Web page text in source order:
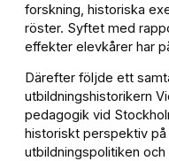
forskning, historiska
röster. Syftet med
effekter elevkårer har
Därefter följde ett
utbildningshistorikern
pedagogik vid
historiskt perspektiv
utbildningspolitiken